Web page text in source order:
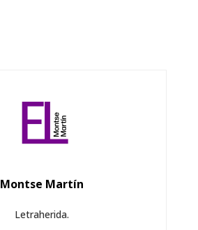
Montse Martín
Letraherida.